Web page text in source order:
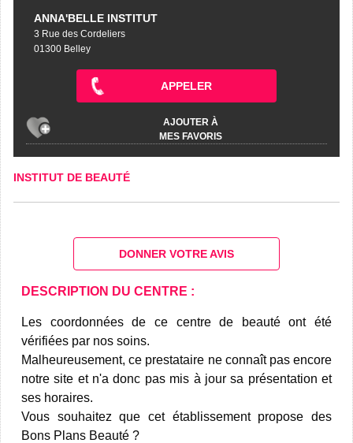
ANNA'BELLE INSTITUT
3 Rue des Cordeliers
01300 Belley
APPELER
AJOUTER À
MES FAVORIS
INSTITUT DE BEAUTÉ
DONNER VOTRE AVIS
DESCRIPTION DU CENTRE :
Les coordonnées de ce centre de beauté ont été
vérifiées par nos soins.
Malheureusement, ce prestataire ne connaît pas encore
notre site et n'a donc pas mis à jour sa présentation et
ses horaires.
Vous souhaitez que cet établissement propose des
Bons Plans Beauté ?